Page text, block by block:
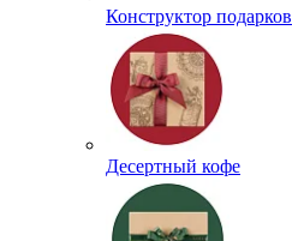
Конструктор подарков
Десертный кофе